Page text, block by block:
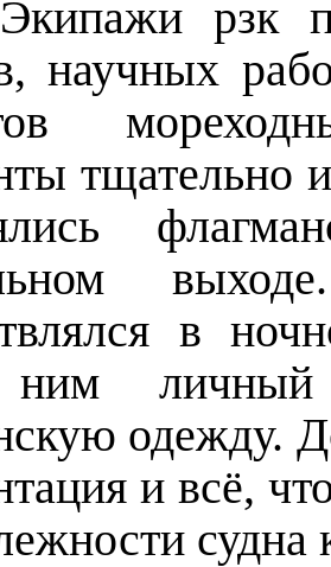
рзк
научных
тщательно
в
личный
одежду.
и всё,